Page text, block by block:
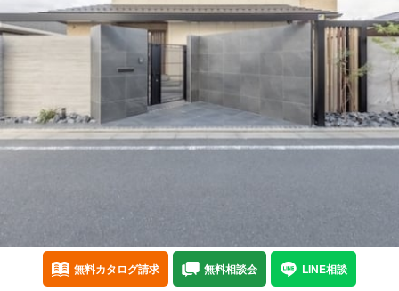
無料カタログ請求 無料相談会 LINE相談